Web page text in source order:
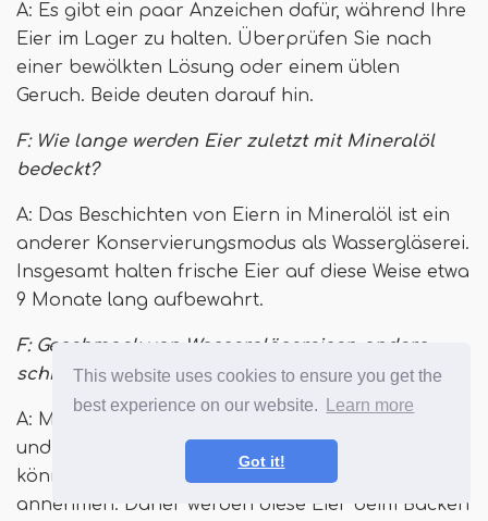
This website uses cookies to ensure you get the
best experience on our website.
Learn more
Got it!
A: Es gibt ein paar Anzeichen dafür, während Ihre
Eier im Lager zu halten. Überprüfen Sie nach
einer bewölkten Lösung oder einem üblen
Geruch. Beide deuten darauf hin.
F: Wie lange werden Eier zuletzt mit Mineralöl
bedeckt?
A: Das Beschichten von Eiern in Mineralöl ist ein
anderer Konservierungsmodus als Wassergläserei.
Insgesamt halten frische Eier auf diese Weise etwa
9 Monate lang aufbewahrt.
F: Geschmack von Wassergläsereisen anders
schmecken?
A: Manchmal nur geringfügig. Wenn sie zwischen 1
und 2 Jahren in die Lösung eingetaucht sind,
können der Inhalt des Ei einen Kalkgeschmack
annehmen. Daher werden diese Eier beim Backen